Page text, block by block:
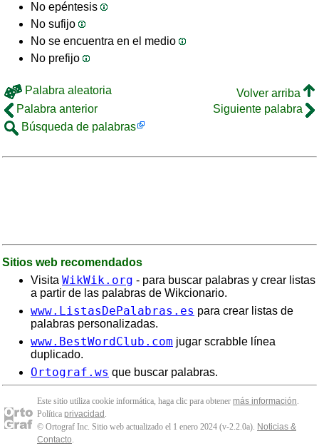
No epéntesis
No sufijo
No se encuentra en el medio
No prefijo
Palabra aleatoria
Volver arriba
Palabra anterior
Siguiente palabra
Búsqueda de palabras
Sitios web recomendados
Visita WikWik.org - para buscar palabras y crear listas
a partir de las palabras de Wikcionario.
www.ListasDePalabras.es para crear listas de
palabras personalizadas.
www.BestWordClub.com jugar scrabble línea
duplicado.
Ortograf.ws que buscar palabras.
Este sitio utiliza cookie informática, haga clic para obtener más información.
Política privacidad .
© Ortograf Inc. Sitio web actualizado el 1 enero 2024 (v-2.2.0a). Noticias &
Contacto.